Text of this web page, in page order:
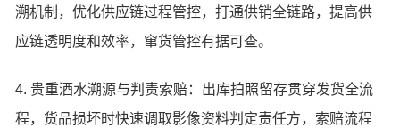
溯机制，优化供应链过程管控，打通供销全链路，提高供
应链透明度和效率，窜货管控有据可查。
4. 贵重酒水溯源与判责索赔：出库拍照留存贯穿发货全流
程，货品损坏时快速调取影像资料判定责任方，索赔流程